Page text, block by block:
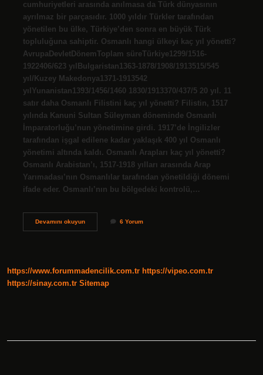
cumhuriyetleri arasında anılmasa da Türk dünyasının
ayrılmaz bir parçasıdır. 1000 yıldır Türkler tarafından
yönetilen bu ülke, Türkiye’den sonra en büyük Türk
topluluğuna sahiptir. Osmanlı hangi ülkeyi kaç yıl yönetti?
AvrupaDevletDönemToplam süreTürkiye1299/1516-
1922406/623 yılBulgaristan1363-1878/1908/1913515/545
yıl/Kuzey Makedonya1371-1913542
yılYunanistan1393/1456/1460 1830/1913370/437/5 20 yıl. 11
satır daha Osmanlı Filistini kaç yıl yönetti? Filistin, 1517
yılında Kanuni Sultan Süleyman döneminde Osmanlı
İmparatorluğu’nun yönetimine girdi. 1917’de İngilizler
tarafından işgal edilene kadar yaklaşık 400 yıl Osmanlı
yönetimi altında kaldı. Osmanlı Arapları kaç yıl yönetti?
Osmanlı Arabistan’ı, 1517-1918 yılları arasında Arap
Yarımadası’nın Osmanlılar tarafından yönetildiği dönemi
ifade eder. Osmanlı’nın bu bölgedeki kontrolü,…
Devamını okuyunOsmanlı
6 Yorum
https://www.forummadencilik.com.tr https://vipeo.com.tr
https://sinay.com.tr Sitemap